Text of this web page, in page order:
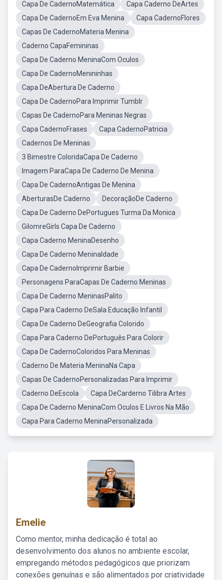
Capa De CadernoMatemática
Capa Caderno DeArtes
Capa De CadernoEm Eva Menina
Capa CadernoFlores
Capas De CadernoMateria Menina
Caderno CapaFemininas
Capa De Caderno MeninaCom Oculos
Capa De CadernoMenininhas
Capa DeAbertura De Caderno
Capa De CadernoPara Imprimir Tumblr
Capas De CadernoPara Meninas Negras
Capa CadernoFrases
Capa CadernoPatricia
Cadernos De Meninas
3 Bimestre ColoridaCapa De Caderno
Imagem ParaCapa De Caderno De Menina
Capa De CadernoAntigas De Menina
AberturasDe Caderno
DecoraçãoDe Caderno
Capa De Caderno DePortugues Turma Da Monica
GilomreGirls Capa De Caderno
Capa Caderno MeninaDesenho
Capa De Caderno MeninaIdade
Capa De CadernoImprimir Barbie
Personagens ParaCapas De Caderno Meninas
Capa De Caderno MeninasPalito
Capa Para Caderno DeSala Educação Infantil
Capa De Caderno DeGeografia Colorido
Capa Para Caderno DePortuguês Para Colorir
Capa De CadernoColoridos Para Meninas
Caderno De Materia MeninaNa Capa
Capas De CadernoPersonalizadas Para Imprimir
Caderno DeEscola
Capa DeCarderno Tilibra Artes
Capa De Caderno MeninaCom Oculos E Livros Na Mão
Capa Para Caderno MeninaPersonalizada
Emelie
Como mentor, minha dedicação é total ao
desenvolvimento dos alunos no ambiente escolar,
empregando métodos pedagógicos que priorizam
conexões genuínas e são alimentados por criatividade